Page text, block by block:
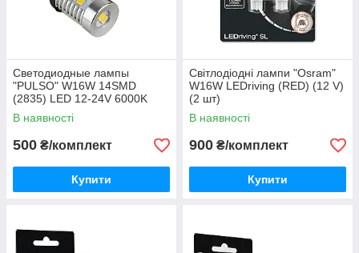
Светодиодные лампы
"PULSO" W16W 14SMD
(2835) LED 12-24V 6000K
(1050Lm)(2 ШТУКИ)
В наявності
500 ₴/комплект
Купити
Світлодіодні лампи "Osram"
W16W LEDriving (RED) (12 V)
(2 шт)
В наявності
900 ₴/комплект
Купити